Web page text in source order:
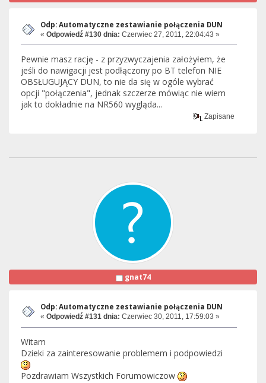
Odp: Automatyczne zestawianie połączenia DUN
« Odpowiedź #130 dnia: Czerwiec 27, 2011, 22:04:43 »
Pewnie masz rację - z przyzwyczajenia założyłem, że
jeśli do nawigacji jest podłączony po BT telefon NIE
OBSŁUGUJĄCY DUN, to nie da się w ogóle wybrać
opcji "połączenia", jednak szczerze mówiąc nie wiem
jak to dokładnie na NR560 wygląda...
Zapisane
gnat74
Odp: Automatyczne zestawianie połączenia DUN
« Odpowiedź #131 dnia: Czerwiec 30, 2011, 17:59:03 »
Witam
Dzieki za zainteresowanie problemem i podpowiedzi
Pozdrawiam Wszystkich Forumowiczow